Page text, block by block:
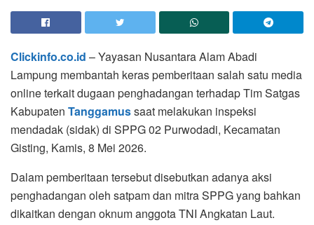
Clickinfo.co.id – Yayasan Nusantara Alam Abadi
Lampung membantah keras pemberitaan salah satu media
online terkait dugaan penghadangan terhadap Tim Satgas
Kabupaten Tanggamussaat melakukan inspeksi
mendadak (sidak) di SPPG 02 Purwodadi, Kecamatan
Gisting, Kamis, 8 Mei 2026.
Dalam pemberitaan tersebut disebutkan adanya aksi
penghadangan oleh satpam dan mitra SPPG yang bahkan
dikaitkan dengan oknum anggota TNI Angkatan Laut.